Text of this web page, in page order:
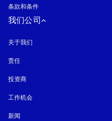
条款和条件
我们公司
关于我们
责任
投资商
工作机会
新闻